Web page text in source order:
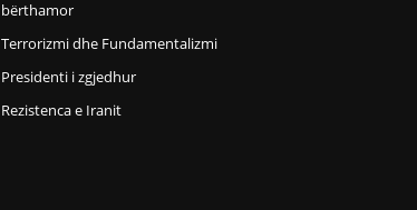
bërthamor
Terrorizmi dhe Fundamentalizmi
Presidenti i zgjedhur
Rezistenca e Iranit